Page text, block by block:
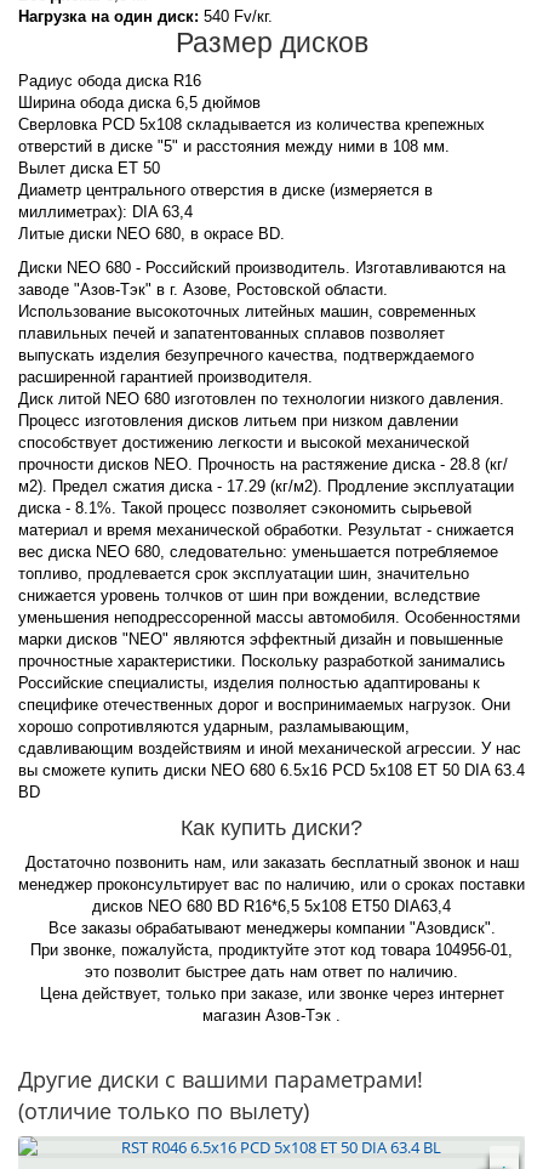
Нагрузка на один диск: 540 Fv/кг.
Размер дисков
Радиус обода диска R16
Ширина обода диска 6,5 дюймов
Сверловка PCD 5x108 складывается из количества крепежных
отверстий в диске "5" и расстояния между ними в 108 мм.
Вылет диска ET 50
Диаметр центрального отверстия в диске (измеряется в
миллиметрах): DIA 63,4
Литые диски NEO 680, в окрасе BD.
Диски NEO 680 - Российский производитель. Изготавливаются на
заводе "Азов-Тэк" в г. Азове, Ростовской области.
Использование высокоточных литейных машин, современных
плавильных печей и запатентованных сплавов позволяет
выпускать изделия безупречного качества, подтверждаемого
расширенной гарантией производителя.
Диск литой NEO 680 изготовлен по технологии низкого давления.
Процесс изготовления дисков литьем при низком давлении
способствует достижению легкости и высокой механической
прочности дисков NEO. Прочность на растяжение диска - 28.8 (кг/
м2). Предел сжатия диска - 17.29 (кг/м2). Продление эксплуатации
диска - 8.1%. Такой процесс позволяет сэкономить сырьевой
материал и время механической обработки. Результат - снижается
вес диска NEO 680, следовательно: уменьшается потребляемое
топливо, продлевается срок эксплуатации шин, значительно
снижается уровень толчков от шин при вождении, вследствие
уменьшения неподрессоренной массы автомобиля. Особенностями
марки дисков "NEO" являются эффектный дизайн и повышенные
прочностные характеристики. Поскольку разработкой занимались
Российские специалисты, изделия полностью адаптированы к
специфике отечественных дорог и воспринимаемых нагрузок. Они
хорошо сопротивляются ударным, разламывающим,
сдавливающим воздействиям и иной механической агрессии. У нас
вы сможете купить диски NEO 680 6.5x16 PCD 5x108 ET 50 DIA 63.4
BD
Как купить диски?
Достаточно позвонить нам, или заказать бесплатный звонок и наш
менеджер проконсультирует вас по наличию, или о сроках поставки
дисков NEO 680 BD R16*6,5 5x108 ET50 DIA63,4
Все заказы обрабатывают менеджеры компании "Азовдиск".
При звонке, пожалуйста, продиктуйте этот код товара 104956-01,
это позволит быстрее дать нам ответ по наличию.
Цена действует, только при заказе, или звонке через интернет
магазин Азов-Тэк .
Другие диски с вашими параметрами!
(отличие только по вылету)